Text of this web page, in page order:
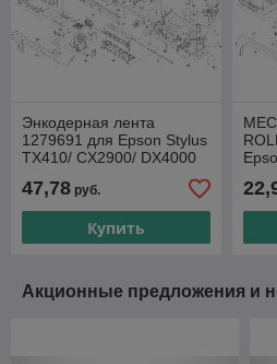
Энкодерная лента
1279691 для Epson Stylus
TX410/ CX2900/ DX4000
47,78 руб.
Купить
Акционные предложения и